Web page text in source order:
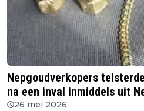
Nepgoudverkopers
na een inval inmiddels uit
26 mei 2026